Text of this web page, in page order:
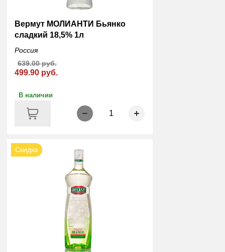
Вермут МОЛИАНТИ Бьянко
сладкий 18,5% 1л
Россия
499.90 руб.
639.00 руб.
В наличии
1
Скидка